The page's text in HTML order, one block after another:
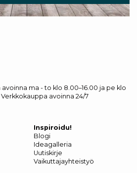
ma - to klo 8.00–16.00 ja pe klo
Verkkokauppa avoinna 24/7
Inspiroidu!
Blogi
Ideagalleria
Uutiskirje
Vaikuttajayhteistyö